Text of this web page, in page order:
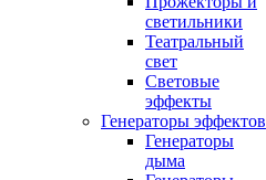
светильники
Театральный
свет
Световые
эффекты
Генераторы эффектов
Генераторы
дыма